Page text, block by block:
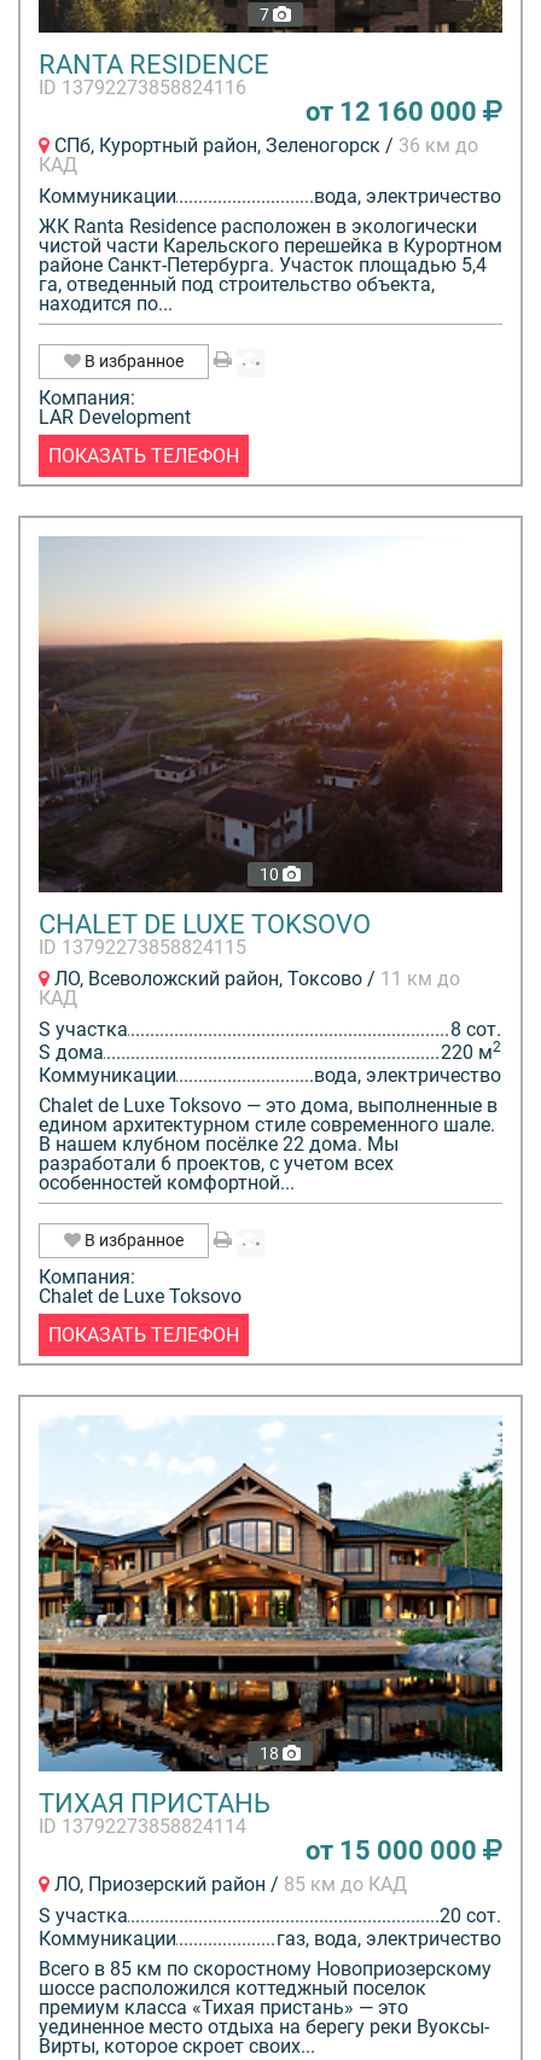
7
RANTA RESIDENCE
ID 13792273858824116
от 12 160 000
СПб, Курортный район, Зеленогорск / 36 км до
КАД
Коммуникации
вода, электричество
ЖК Ranta Residence расположен в экологически
чистой части Карельского перешейка в Курортном
районе Санкт-Петербурга. Участок площадью 5,4
га, отведенный под строительство объекта,
находится по...
В избранное
Компания:
LAR Development
ПОКАЗАТЬ ТЕЛЕФОН
10
CHALET DE LUXE TOKSOVO
ID 13792273858824115
ЛО, Всеволожский район, Токсово / 11 км до
КАД
S участка
8 сот.
S дома
220 м2
Коммуникации
вода, электричество
Chalet de Luxe Toksovo — это дома, выполненные в
едином архитектурном стиле современного шале.
В нашем клубном посёлке 22 дома. Мы
разработали 6 проектов, с учетом всех
особенностей комфортной...
В избранное
Компания:
Chalet de Luxe Toksovo
ПОКАЗАТЬ ТЕЛЕФОН
18
ТИХАЯ ПРИСТАНЬ
ID 13792273858824114
от 15 000 000
ЛО, Приозерский район / 85 км до КАД
S участка
20 сот.
Коммуникации
газ, вода, электричество
Всего в 85 км по скоростному Новоприозерскому
шоссе расположился коттеджный поселок
премиум класса «Тихая пристань» — это
уединенное место отдыха на берегу реки Вуоксы-
Вирты, которое скроет своих...